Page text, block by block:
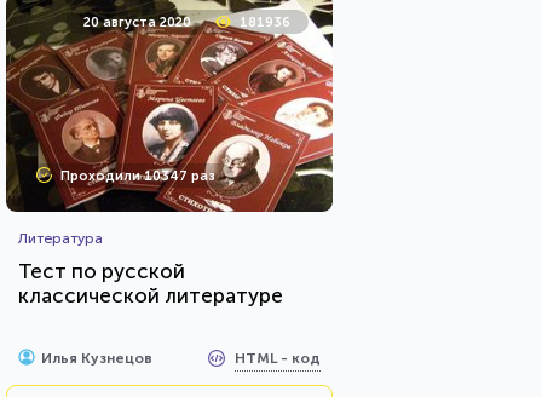
20 августа 2020 181936
Проходили 10347 раз
Литература
Тест по русской
классической литературе
Илья Кузнецов HTML - код